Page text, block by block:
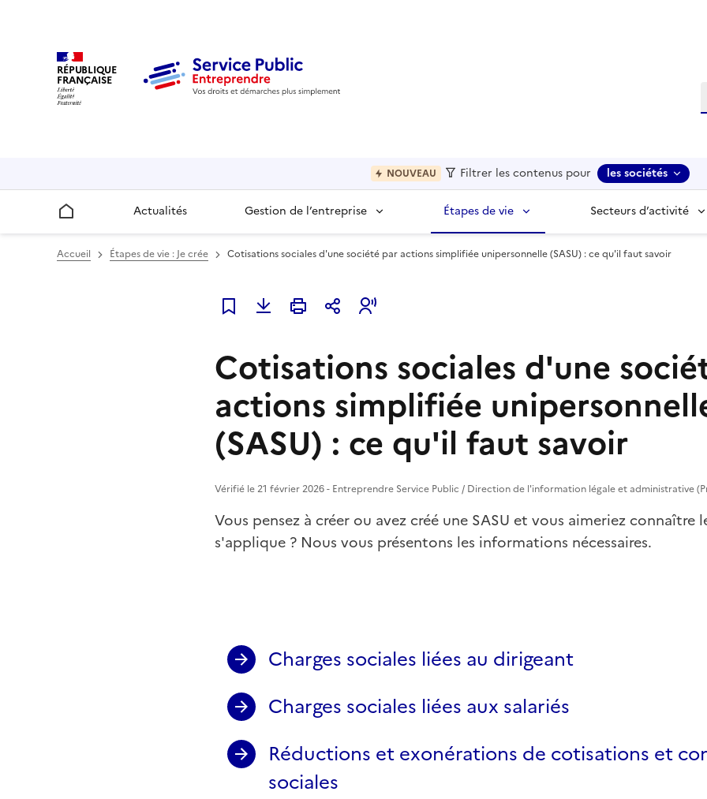
RÉPUBLIQUE
FRANÇAISE
NOUVEAU Filtrer les contenus pour les sociétés
Accueil Actualités Gestion de l’entreprise Étapes de vie Secteurs d’activité
Accueil Étapes de vie : Je crée Cotisations sociales d'une société par actions simplifiée unipersonnelle (SASU) : ce qu'il faut savoir
Ajouter à mes favoris
Cotisations sociales d'une
actions simplifiée
(SASU) : ce qu'il faut savoir
Vérifié le 21 février 2026 - Entreprendre Service Public / Direction de l'information légale et administrative
Vous pensez à créer ou avez créé une SASU et vous aimeriez connaître
s'applique ? Nous vous présentons les informations nécessaires.
Charges sociales liées au dirigeant
Charges sociales liées aux salariés
Réductions et exonérations de cotisations et
sociales